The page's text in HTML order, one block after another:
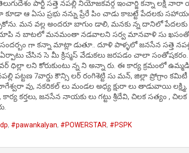
పార్టీ సత్తె నపల్లి నియోజకవర్గ ఇంచార్జి కన్నా లక్షి
ఆ ఏసు ప్రభు నన్ను ప్రేరే పిం చాడు కాబట్టే పేదలకు
మన వల్ల అందరూ బాగుం డాలి, మనకు న్న దానిలో
చూపి న బాటలో మనమంతా నడవాలని సర్వ మానవాళి సు
గా కన్నా మాట్లా డుతూ.. దూళి పాళ్ళలో జనసేన సత్తె
చేసిన సె మీ క్రిస్మస్ వేడుకలు జరపడం చాలా సంతోషకరం.
లని కోరుకుంటు న్న ని అన్నా రు. ఈ కార్య క్రమంలో ఉమ్మడి
పట్టణ 7వార్డు కౌన్సి లర్ రంగిశెట్టి సు మన్, జిల్లా ప్రోగ్రాం కమిటీ
వు, నకరికల్ లు మండల అధ్య క్షురా లు తాడువాయి
కర్తలు, జనసేన నాయకు లు గట్టు శ్రీదేవి, చిలక సత్యం ,
, #pawankalyan, #POWERSTAR, #PSPK